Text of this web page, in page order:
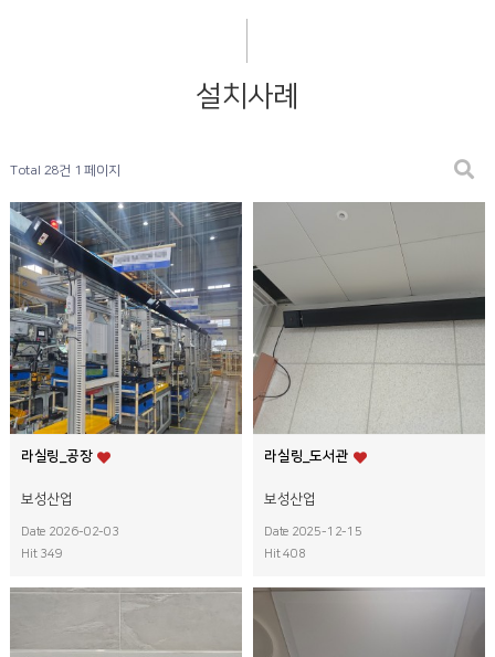
설치사례
Total 28건 1 페이지
라실링_공장
보성산업
Date 2026-02-03
Hit 349
라실링_도서관
보성산업
Date 2025-12-15
Hit 408